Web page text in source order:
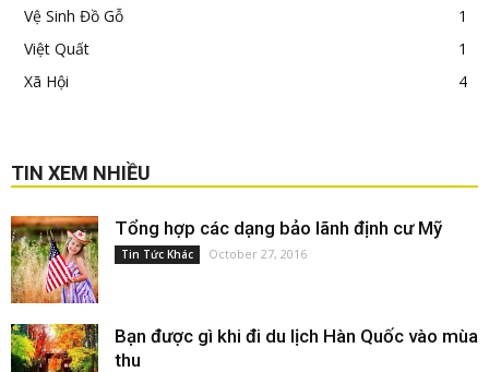
Vệ Sinh Đồ Gỗ
1
Việt Quất
1
Xã Hội
4
TIN XEM NHIỀU
Tổng hợp các dạng bảo lãnh định cư Mỹ
Tin Tức Khác October 27, 2016
Bạn được gì khi đi du lịch Hàn Quốc vào mùa
thu